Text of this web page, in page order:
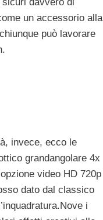
un accessorio alla
può lavorare
invece, ecco le
grandangolare 4x
video HD 720p
dato dal classico
i